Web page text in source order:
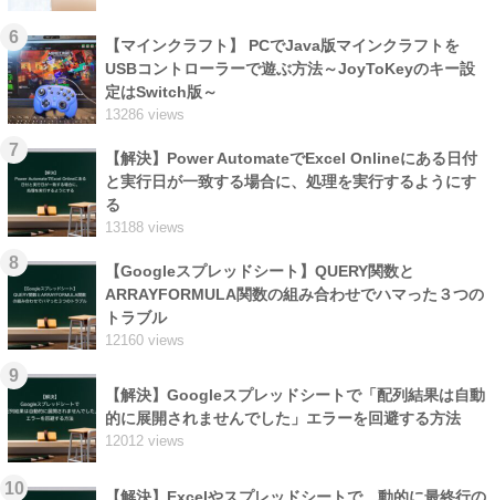
6
【マインクラフト】 PCでJava版マインクラフトを
USBコントローラーで遊ぶ方法～JoyToKeyのキー設
定はSwitch版～
13286 views
7
【解決】Power AutomateでExcel Onlineにある日付
と実行日が一致する場合に、処理を実行するようにす
る
13188 views
8
【Googleスプレッドシート】QUERY関数と
ARRAYFORMULA関数の組み合わせでハマった３つの
トラブル
12160 views
9
【解決】Googleスプレッドシートで「配列結果は自動
的に展開されませんでした」エラーを回避する方法
12012 views
10